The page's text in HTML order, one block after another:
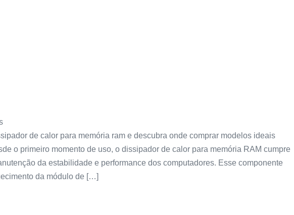
de calor para memória ram e descubra onde comprar modelos ideais
o primeiro momento de uso, o dissipador de calor para memória RAM cumpre
da estabilidade e performance dos computadores. Esse componente
da módulo de […]